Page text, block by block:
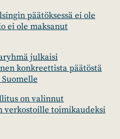
päätöksessä ei ole
ei ole maksanut
julkaisi
konkreettista päätöstä
on valinnut
verkostoille toimikaudeksi